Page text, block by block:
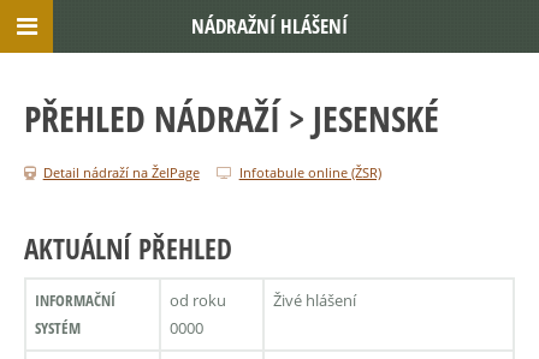
PŘEHLED NÁDRAŽÍ > JESENSKÉ
Detail nádraží na ŽelPage Infotabule online (ŽSR)
AKTUÁLNÍ PŘEHLED
INFORMAČNÍ
SYSTÉM
od roku
0000
Živé hlášení
NÁDRAŽNÍ HLÁŠENÍ